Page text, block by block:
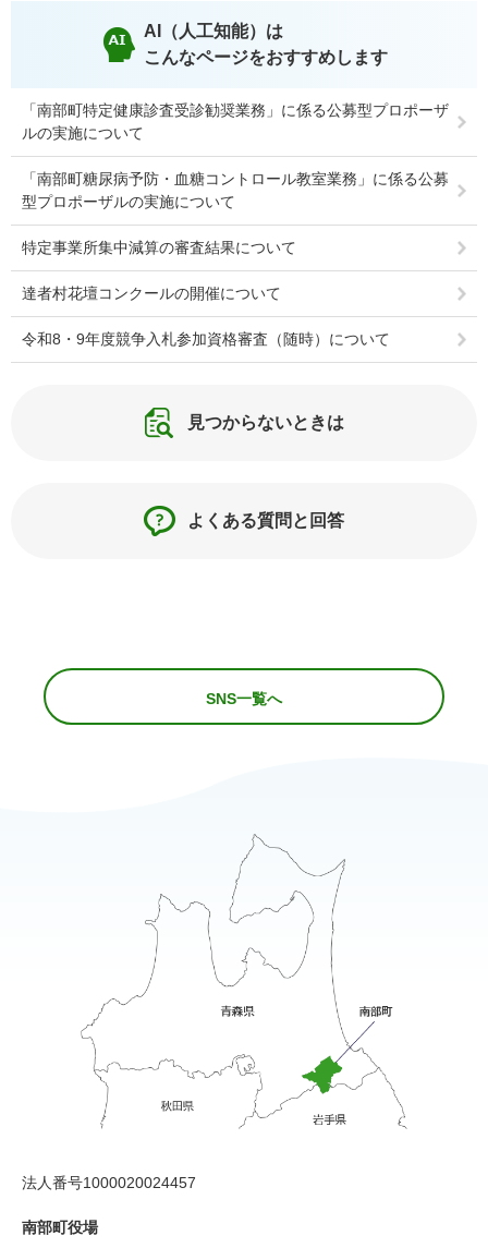
AI（人工知能）は
こんなページをおすすめします
「南部町特定健康診査受診勧奨業務」に係る公募型プロポーザ
ルの実施について
「南部町糖尿病予防・血糖コントロール教室業務」に係る公募
型プロポーザルの実施について
特定事業所集中減算の審査結果について
達者村花壇コンクールの開催について
令和8・9年度競争入札参加資格審査（随時）について
見つからないときは
よくある質問と回答
SNS一覧へ
法人番号1000020024457
南部町役場